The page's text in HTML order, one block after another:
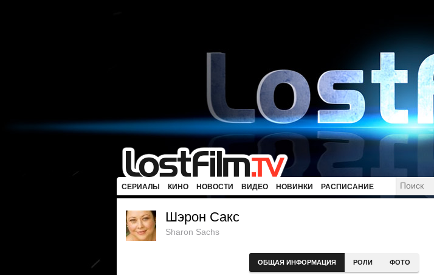
СЕРИАЛЫ КИНО НОВОСТИ ВИДЕО НОВИНКИ РАСПИСАНИЕ
Шэрон Сакс
Sharon Sachs
ОБЩАЯ ИНФОРМАЦИЯ РОЛИ ФОТО